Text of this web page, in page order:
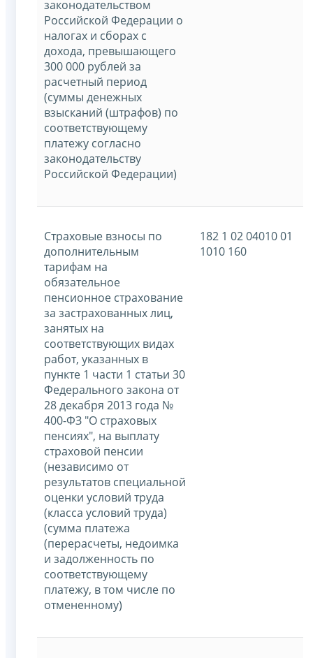
законодательством
Российской Федерации о
налогах и сборах с
дохода, превышающего
300 000 рублей за
расчетный период
(суммы денежных
взысканий (штрафов) по
соответствующему
платежу согласно
законодательству
Российской Федерации)
Страховые взносы по
дополнительным
тарифам на
обязательное
пенсионное страхование
за застрахованных лиц,
занятых на
соответствующих видах
работ, указанных в
пункте 1 части 1 статьи 30
Федерального закона от
28 декабря 2013 года №
400-ФЗ "О страховых
пенсиях", на выплату
страховой пенсии
(независимо от
результатов специальной
оценки условий труда
(класса условий труда)
(сумма платежа
(перерасчеты, недоимка
и задолженность по
соответствующему
платежу, в том числе по
отмененному)
182 1 02 04010 01
1010 160